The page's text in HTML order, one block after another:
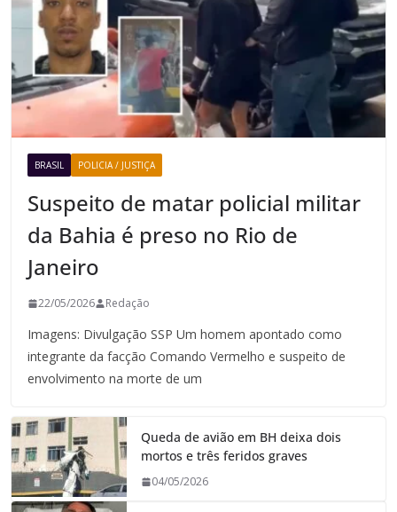
BRASIL POLICIA / JUSTIÇA
Suspeito de matar policial militar
da Bahia é preso no Rio de
Janeiro
22/05/2026 Redação
Imagens: Divulgação SSP Um homem apontado como
integrante da facção Comando Vermelho e suspeito de
envolvimento na morte de um
Queda de avião em BH deixa dois
mortos e três feridos graves
04/05/2026